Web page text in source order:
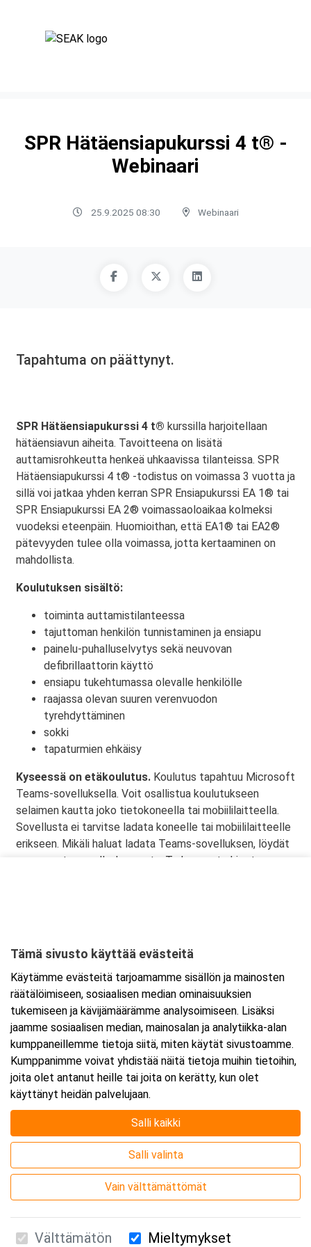
SPR Hätäensiapukurssi 4 t® -
Webinaari
25.9.2025 08:30 Webinaari
Tapahtuma on päättynyt.
SPR Hätäensiapukurssi 4 t® kurssilla harjoitellaan
hätäensiavun aiheita. Tavoitteena on lisätä
auttamisrohkeutta henkeä uhkaavissa tilanteissa. SPR
Hätäensiapukurssi 4 t® -todistus on voimassa 3 vuotta ja
sillä voi jatkaa yhden kerran SPR Ensiapukurssi EA 1® tai
SPR Ensiapukurssi EA 2® voimassaoloaikaa kolmeksi
vuodeksi eteenpäin. Huomioithan, että EA1® tai EA2®
pätevyyden tulee olla voimassa, jotta kertaaminen on
mahdollista.
Koulutuksen sisältö:
toiminta auttamistilanteessa
tajuttoman henkilön tunnistaminen ja ensiapu
painelu-puhalluselvytys sekä neuvovan
defibrillaattorin käyttö
ensiapu tukehtumassa olevalle henkilölle
raajassa olevan suuren verenvuodon
tyrehdyttäminen
sokki
tapaturmien ehkäisy
Kyseessä on etäkoulutus. Koulutus tapahtuu Microsoft
Teams-sovelluksella. Voit osallistua koulutukseen
selaimen kautta joko tietokoneella tai mobiililaitteella.
Sovellusta ei tarvitse ladata koneelle tai mobiililaitteelle
erikseen. Mikäli haluat ladata Teams-sovelluksen, löydät
sen omasta sovelluskaupasta. Tarkemmat ohjeet
Ajankohta
Alkaa:25.9.2025 08:30
Päättyy:25.9.2025 11:45
Lisää tapahtuma kalenteriisi
Webinaari
Tämä sivusto käyttää evästeitä
Käytämme evästeitä tarjoamamme sisällön ja mainosten
räätälöimiseen, sosiaalisen median ominaisuuksien
tukemiseen ja kävijämäärämme analysoimiseen. Lisäksi
jaamme sosiaalisen median, mainosalan ja analytiikka-alan
kumppaneillemme tietoja siitä, miten käytät sivustoamme.
Kumppanimme voivat yhdistää näitä tietoja muihin tietoihin,
joita olet antanut heille tai joita on kerätty, kun olet
käyttänyt heidän palvelujaan.
Salli kaikki
Salli valinta
Vain välttämättömät
Välttämätön Mieltymykset